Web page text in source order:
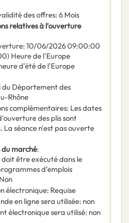
des offres: 6 Mois
relatives à l’ouverture
: 10/06/202609:00:00
Heure de l'Europe
d'été de l'Europe
du Département des
Rhône
complémentaires: Les dates
des plis sont
La séance n'est pas ouverte
du marché:
être exécuté dans le
d’emplois
Non
électronique: Requise
en ligne sera utilisée: non
électronique sera utilisé: non